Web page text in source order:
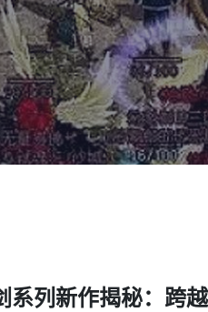
系列新作揭秘：跨